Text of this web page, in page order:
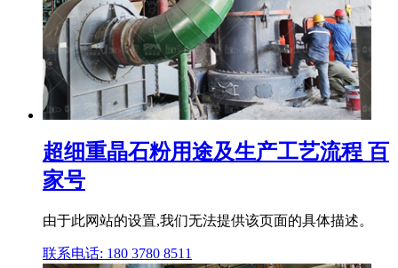
超细重晶石粉用途及生产工艺流程 百
家号
由于此网站的设置,我们无法提供该页面的具体描述。
联系电话: 180 3780 8511